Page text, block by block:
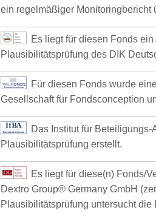
ein regelmäßiger Monitoringbericht
Es liegt für diesen Fonds
Plausibilitätsprüfung des DIK
Für diesen Fonds wurde
Gesellschaft für Fondsconception
Das Institut für
Plausibilitätsprüfung erstellt.
Es liegt für diese(n) Fonds/
Dextro Group® Germany GmbH
Plausibilitätsprüfung untersucht